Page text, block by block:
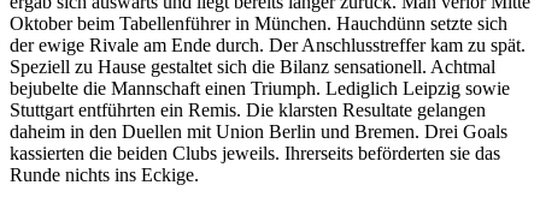
Oktober beim Tabellenführer in München. Hauchdünn setzte sich
der ewige Rivale am Ende durch. Der Anschlusstreffer kam zu spät.
Speziell zu Hause gestaltet sich die Bilanz sensationell. Achtmal
bejubelte die Mannschaft einen Triumph. Lediglich Leipzig sowie
Stuttgart entführten ein Remis. Die klarsten Resultate gelangen
daheim in den Duellen mit Union Berlin und Bremen. Drei Goals
kassierten die beiden Clubs jeweils. Ihrerseits beförderten sie das
Runde nichts ins Eckige.